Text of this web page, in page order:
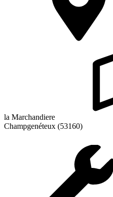
la Marchandiere
Champgenéteux (53160)